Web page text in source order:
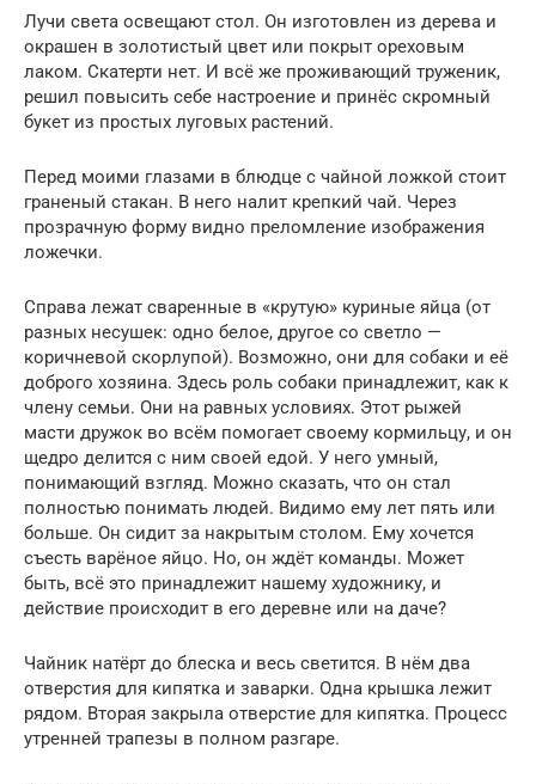
Лучи света освещают стол. Он изготовлен из дерева и
окрашен в золотистый цвет или покрыт ореховым
лаком. Скатерти нет. И всё же проживающий труженик,
решил повысить себе настроение и принёс скромный
букет из простых луговых растений.
Перед моими глазами в блюдце с чайной ложкой стоит
граненый стакан. В него налит крепкий чай. Через
прозрачную форму видно преломление изображения
ложечки.
Справа лежат сваренные в «крутую» куриные яйца (от
разных несушек: одно белое, другое со светло —
коричневой скорлупой). Возможно, они для собаки и её
доброго хозяина. Здесь роль собаки принадлежит, как к
члену семьи. Они на равных условиях. Этот рыжей
масти дружок во всём помогает своему кормильцу, и он
щедро делится с ним своей едой. У него умный,
понимающий взгляд. Можно сказать, что он стал
полностью понимать людей. Видимо ему лет пять или
больше. Он сидит за накрытым столом. Ему хочется
съесть варёное яйцо. Но, он ждёт команды. Может
быть, всё это принадлежит нашему художнику, и
действие происходит в его деревне или на даче?
Чайник натёрт до блеска и весь светится. В нём два
отверстия для кипятка и заварки. Одна крышка лежит
рядом. Вторая закрыла отверстие для кипятка. Процесс
утренней трапезы в полном разгаре.